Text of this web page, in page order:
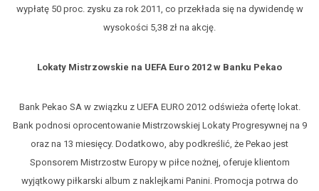
wypłatę 50 proc. zysku za rok 2011, co przekłada się na dywidendę w
wysokości 5,38 zł na akcję.
Lokaty Mistrzowskie na UEFA Euro 2012 w Banku Pekao
Bank Pekao SA w związku z UEFA EURO 2012 odświeża ofertę lokat.
Bank podnosi oprocentowanie Mistrzowskiej Lokaty Progresywnej na 9
oraz na 13 miesięcy. Dodatkowo, aby podkreślić, że Pekao jest
Sponsorem Mistrzostw Europy w piłce nożnej, oferuje klientom
wyjątkowy piłkarski album z naklejkami Panini. Promocja potrwa do